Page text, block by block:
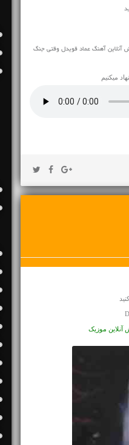
آنلاین آهنگ عماد قویدل وقتی جنگ
میکنیم
آنلاین موزیک